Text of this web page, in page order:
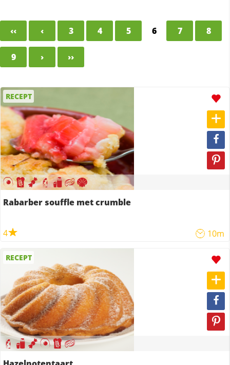
‹‹ ‹ 3 4 5 6 7 8
9 › ››
RECEPT
Rabarber souffle met crumble
4 10m
RECEPT